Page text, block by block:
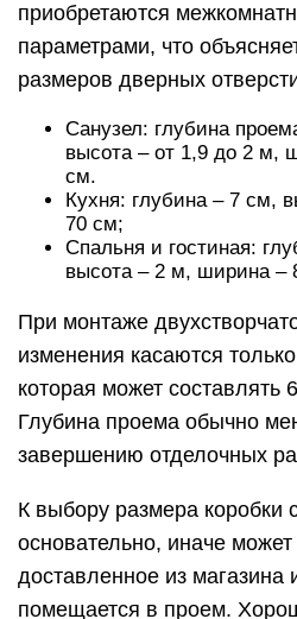
приобретаются
параметрами, что
размеров дверных
Санузел: глубина
высота – от 1,9 до 2 м,
см.
Кухня: глубина – 7 см,
70 см;
Спальня и гостиная:
высота – 2 м, ширина –
При монтаже
изменения касаются
которая может составлять
Глубина проема обычно
завершению отделочных
К выбору размера коробки
основательно, иначе может
доставленное из магазина
помещается в проем.